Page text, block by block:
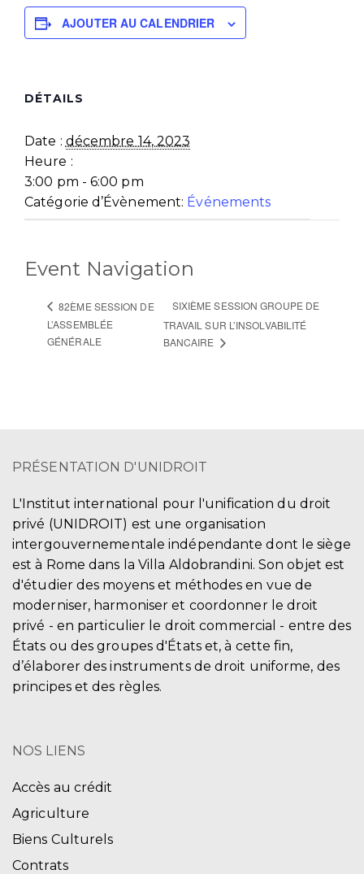
AJOUTER AU CALENDRIER
DÉTAILS
Date : décembre 14, 2023
Heure :
3:00 pm - 6:00 pm
Catégorie d’Évènement: Événements
Event Navigation
82ÈME SESSION DE
L’ASSEMBLÉE
GÉNÉRALE
SIXIÈME SESSION GROUPE DE
TRAVAIL SUR L’INSOLVABILITÉ
BANCAIRE
PRÉSENTATION D'UNIDROIT
L'Institut international pour l'unification du droit
privé (UNIDROIT) est une organisation
intergouvernementale indépendante dont le siège
est à Rome dans la Villa Aldobrandini. Son objet est
d'étudier des moyens et méthodes en vue de
moderniser, harmoniser et coordonner le droit
privé - en particulier le droit commercial - entre des
États ou des groupes d'États et, à cette fin,
d’élaborer des instruments de droit uniforme, des
principes et des règles.
NOS LIENS
Accès au crédit
Agriculture
Biens Culturels
Contrats